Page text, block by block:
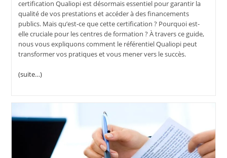
certification Qualiopi est désormais essentiel pour garantir la
qualité de vos prestations et accéder à des financements
publics. Mais qu’est-ce que cette certification ? Pourquoi est-
elle cruciale pour les centres de formation ? À travers ce guide,
nous vous expliquons comment le référentiel Qualiopi peut
transformer vos pratiques et vous mener vers le succès.
(suite…)